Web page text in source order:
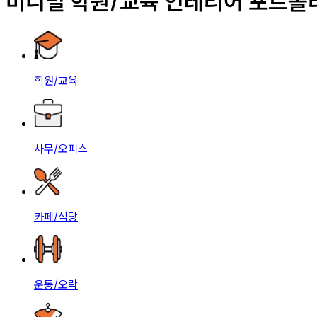
학원/교육
사무/오피스
카페/식당
운동/오락